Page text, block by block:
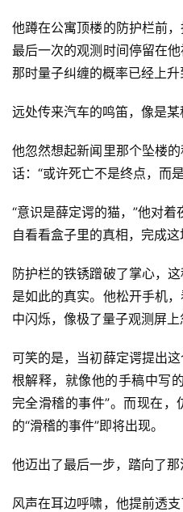
他蹲在公寓顶楼的防护栏前
最后一次的观测时间停留在
那时量子纠缠的概率已经上升
远处传来汽车的鸣笛，像是某
他忽然想起新闻里那个坠楼
话：“或许死亡不是终点，而
“意识是薛定谔的猫，”他对
自看看盒子里的真相，完成这
防护栏的铁锈蹭破了掌心，
是如此的真实。他松开手机
中闪烁，像极了量子观测屏上
可笑的是，当初薛定谔提出
根解释，就像他的手稿中写
完全滑稽的事件”。而现在
的“滑稽的事件”即将出现。
他迈出了最后一步，踏向了那
风声在耳边呼啸，他提前透